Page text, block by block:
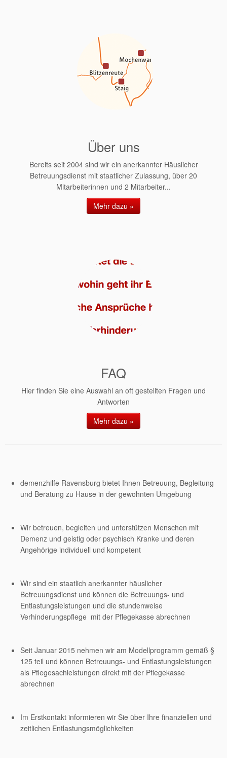
Über uns
Bereits seit 2004 sind wir ein anerkannter Häuslicher
Betreuungsdienst mit staatlicher Zulassung, über 20
Mitarbeiterinnen und 2 Mitarbeiter...
Mehr dazu »
FAQ
Hier finden Sie eine Auswahl an oft gestellten Fragen und
Antworten
Mehr dazu »
demenzhilfe Ravensburg bietet Ihnen Betreuung, Begleitung
und Beratung zu Hause in der gewohnten Umgebung
Wir betreuen, begleiten und unterstützen Menschen mit
Demenz und geistig oder psychisch Kranke und deren
Angehörige individuell und kompetent
Wir sind ein staatlich anerkannter häuslicher
Betreuungsdienst und können die Betreuungs- und
Entlastungsleistungen und die stundenweise
Verhinderungspflege mit der Pflegekasse abrechnen
Seit Januar 2015 nehmen wir am Modellprogramm gemäß §
125 teil und können Betreuungs- und Entlastungsleistungen
als Pflegesachleistungen direkt mit der Pflegekasse
abrechnen
Im Erstkontakt informieren wir Sie über Ihre finanziellen und
zeitlichen Entlastungsmöglichkeiten